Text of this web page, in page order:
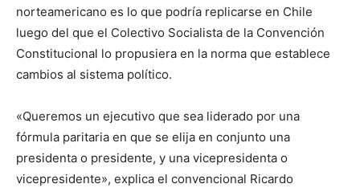
norteamericano es lo que podría replicarse en Chile
luego del que el Colectivo Socialista de la Convención
Constitucional lo propusiera en la norma que establece
cambios al sistema político.
«Queremos un ejecutivo que sea liderado por una
fórmula paritaria en que se elija en conjunto una
presidenta o presidente, y una vicepresidenta o
vicepresidente», explica el convencional Ricardo